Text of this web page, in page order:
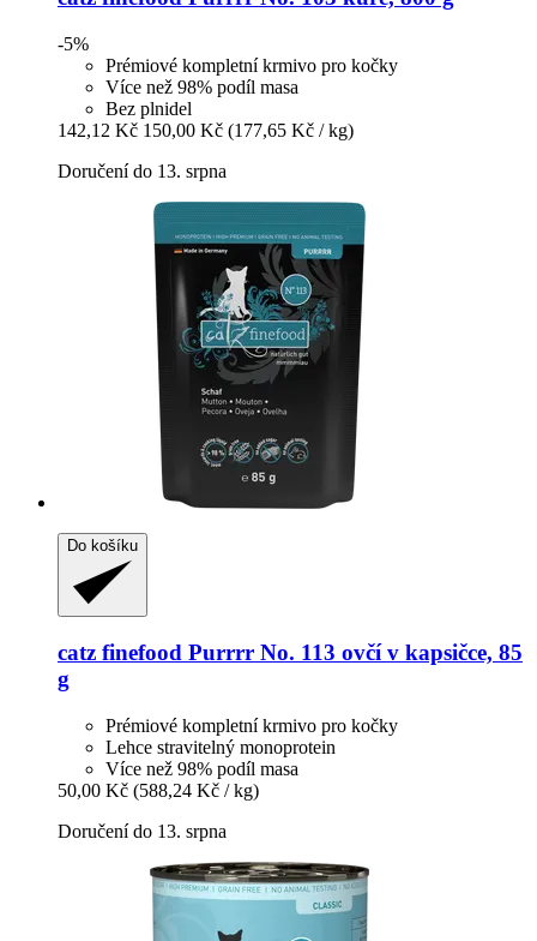
-5%
Prémiové kompletní krmivo pro kočky
Více než 98% podíl masa
Bez plnidel
142,12 Kč 150,00 Kč (177,65 Kč / kg)
Doručení do 13. srpna
Do košíku
catz finefood Purrrr No. 113 ovčí v kapsičce, 85
g
Prémiové kompletní krmivo pro kočky
Lehce stravitelný monoprotein
Více než 98% podíl masa
50,00 Kč (588,24 Kč / kg)
Doručení do 13. srpna